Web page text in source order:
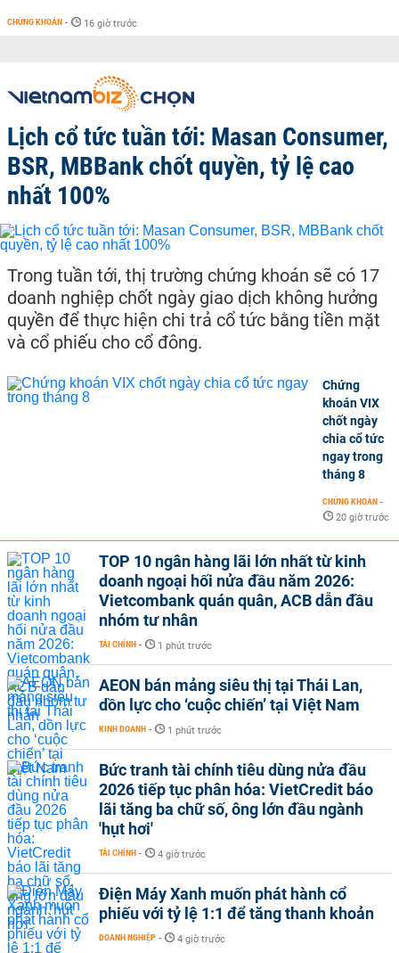
CHỨNG KHOÁN - 16 giờ trước
Lịch cổ tức tuần tới: Masan Consumer,
BSR, MBBank chốt quyền, tỷ lệ cao
nhất 100%
Trong tuần tới, thị trường chứng khoán sẽ có 17
doanh nghiệp chốt ngày giao dịch không hưởng
quyền để thực hiện chi trả cổ tức bằng tiền mặt
và cổ phiếu cho cổ đông.
Chứng
khoán VIX
chốt ngày
chia cổ tức
ngay trong
tháng 8
CHỨNG KHOÁN -
20 giờ trước
TOP 10 ngân hàng lãi lớn nhất từ kinh
doanh ngoại hối nửa đầu năm 2026:
Vietcombank quán quân, ACB dẫn đầu
nhóm tư nhân
TÀI CHÍNH - 1 phút trước
AEON bán mảng siêu thị tại Thái Lan,
dồn lực cho ‘cuộc chiến’ tại Việt Nam
KINH DOANH - 1 phút trước
Bức tranh tài chính tiêu dùng nửa đầu
2026 tiếp tục phân hóa: VietCredit báo
lãi tăng ba chữ số, ông lớn đầu ngành
'hụt hơi'
TÀI CHÍNH - 4 giờ trước
Điện Máy Xanh muốn phát hành cổ
phiếu với tỷ lệ 1:1 để tăng thanh khoản
DOANH NGHIỆP - 4 giờ trước